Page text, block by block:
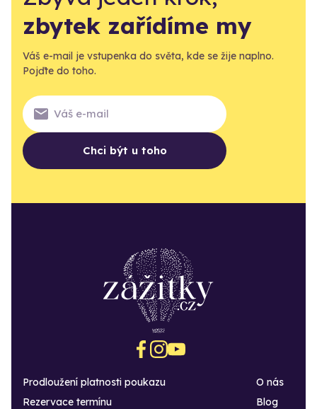
zbytek zařídíme my
Váš e-mail je vstupenka do světa, kde se žije naplno.
Pojďte do toho.
Chci být u toho
Prodloužení platnosti poukazu
Rezervace termínu
O nás
Blog